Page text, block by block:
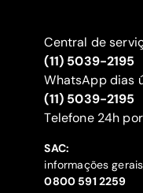
Central de
(11) 5039-2195
WhatsApp dias
(11) 5039-2195
‍Telefone 24h
SAC:
informações
‍0800 591 2259